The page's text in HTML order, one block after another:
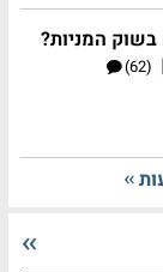
המניות?
|
(62)